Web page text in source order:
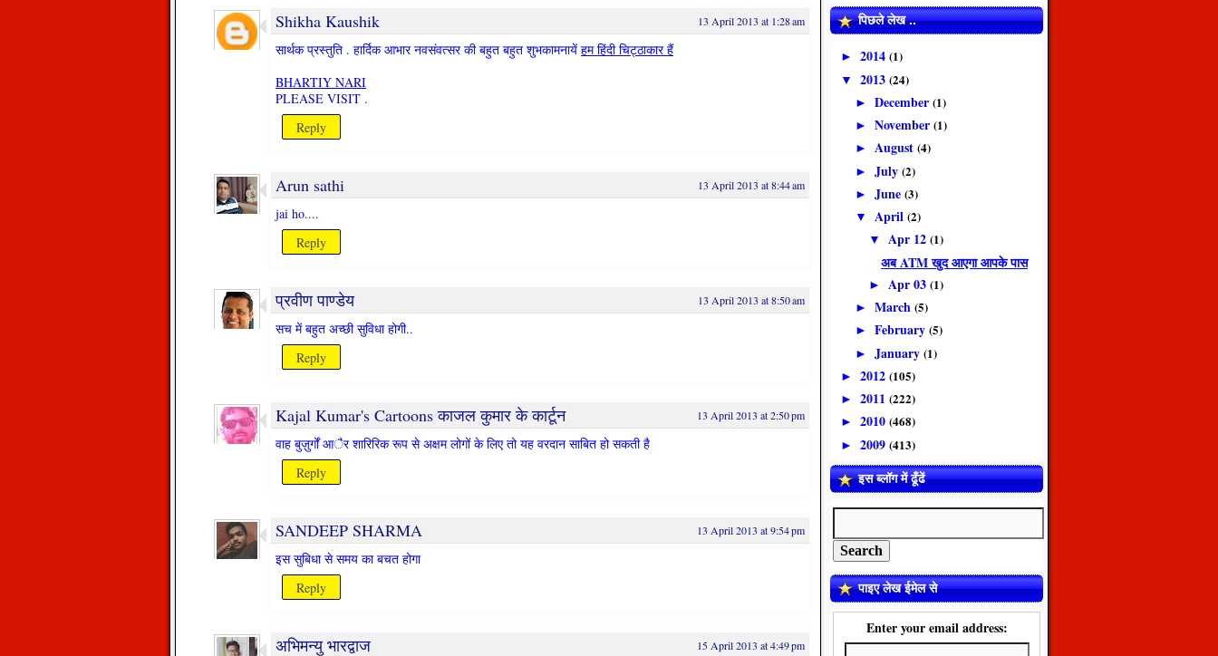
Shikha Kaushik 13 April 2013 at 1:28 am
सार्थक प्रस्तुति . हार्दिक आभार नवसंवत्सर की बहुत बहुत शुभकामनायें हम हिंदी चिट्ठाकार हैं
BHARTIY NARI
PLEASE VISIT .
Reply
Arun sathi 13 April 2013 at 8:44 am
jai ho....
Reply
प्रवीण पाण्डेय 13 April 2013 at 8:50 am
सच में बहुत अच्छी सुविधा होगी..
Reply
Kajal Kumar's Cartoons काजल कुमार के कार्टून 13 April 2013 at 2:50 pm
वाह बुज़ुर्गों आैर शारिरिक रूप से अक्षम लोगों के लिए तो यह वरदान साबित हो सकती है
Reply
SANDEEP SHARMA 13 April 2013 at 9:54 pm
इस सुबिधा से समय का बचत होगा
Reply
अभिमन्‍यु भारद्वाज 15 April 2013 at 4:49 pm
पिछले लेख ..
► 2014 (1)
▼ 2013 (24)
► December (1)
► November (1)
► August (4)
► July (2)
► June (3)
▼ April (2)
▼Apr 12(1)
अब ATM खुद आएगा आपके पास
► Apr 03(1)
► March (5)
► February (5)
► January (1)
► 2012 (105)
► 2011 (222)
► 2010 (468)
► 2009 (413)
इस ब्लॉग में ढूँढें
पाइए लेख ईमेल से
Enter your email address: